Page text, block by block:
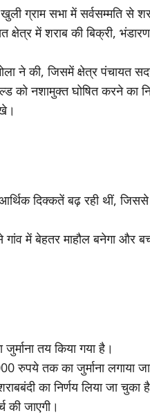
ग्राम सभा में सर्वसम्मति से
क्षेत्र में शराब की बिक्री,
ने की, जिसमें क्षेत्र पंचायत
नशामुक्त घोषित करने का
दिक्कतें बढ़ रही थीं, जिससे
में बेहतर माहौल बनेगा और
तय किया गया है।
रुपये तक का जुर्माना लगाया
का निर्णय लिया जा चुका
की जाएगी।